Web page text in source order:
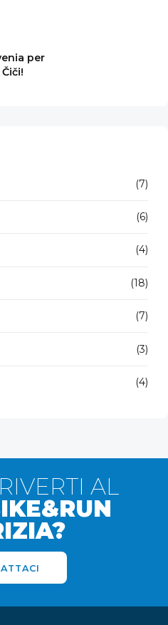
per
(7)
(6)
(4)
(18)
(7)
(3)
(4)
AL